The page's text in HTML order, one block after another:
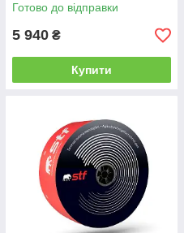
Готово до відправки
5 940 ₴
Купити